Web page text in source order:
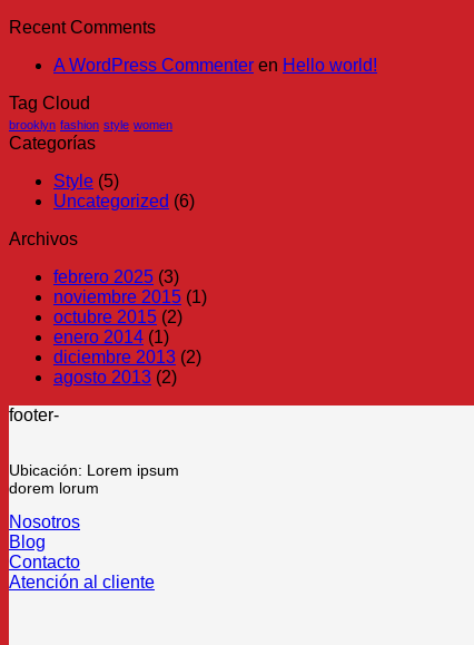
Recent Comments
A WordPress Commenter en Hello world!
Tag Cloud
brooklyn fashion style women
Categorías
Style (5)
Uncategorized (6)
Archivos
febrero 2025 (3)
noviembre 2015 (1)
octubre 2015 (2)
enero 2014 (1)
diciembre 2013 (2)
agosto 2013 (2)
footer-
Ubicación: Lorem ipsum
dorem lorum
Nosotros
Blog
Contacto
Atención al cliente